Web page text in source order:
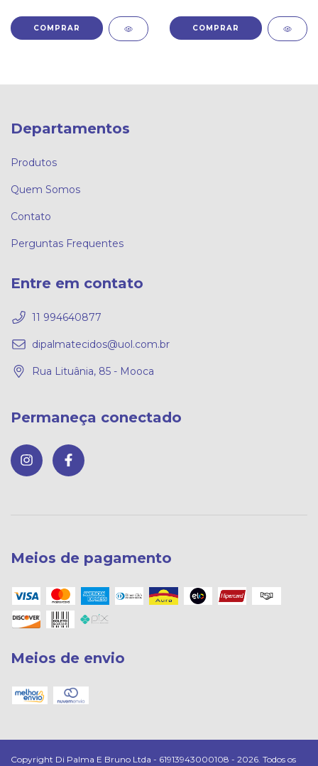
Departamentos
Produtos
Quem Somos
Contato
Perguntas Frequentes
Entre em contato
11 994640877
dipalmatecidos@uol.com.br
Rua Lituânia, 85 - Mooca
Permaneça conectado
Meios de pagamento
Meios de envio
Copyright Di Palma E Bruno Ltda - 61913943000108 - 2026. Todos os